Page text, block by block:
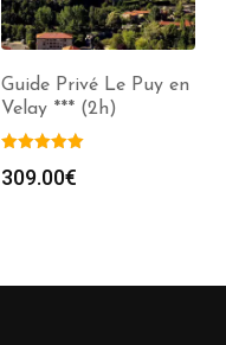
Guide Privé Le Puy en
Velay *** (2h)
309.00€